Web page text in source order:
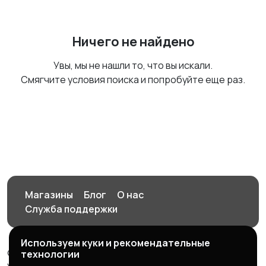
Ничего не найдено
Увы, мы не нашли то, что вы искали.
Смягчите условия поиска и попробуйте еще раз.
Магазины Блог
О нас
Служба поддержки
© 2026 Орен-АЙ - Авто | Недвижимость | Работа |
Используем куки и рекомендательные
технологии